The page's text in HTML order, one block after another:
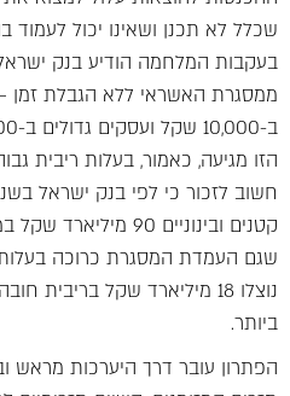
שכלל לא תכנן ושאינו יכול
בעקבות המלחמה הודיע בנק
ממסגרת האשראי ללא הגבלת זמן
הזו מגיעה, כאמור, בעלות ריבית
קטנים ובינוניים 90
שגם העמדת המסגרת כרוכה
נוצלו 18 מיליארד שקל
ביותר.
הפתרון עובר דרך היערכות מראש